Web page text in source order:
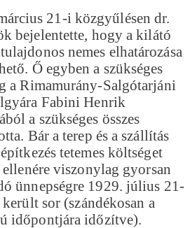
21-i közgyűlésen dr.
bejelentette, hogy a kilátó
nemes elhatározása
Ő egyben a szükséges
a Rimamurány-Salgótarjáni
Fabini Henrik
a szükséges összes
Bár a terep és a szállítás
tetemes költséget
viszonylag gyorsan
ünnepségre 1929. július 21-
sor (szándékosan a
időpontjára időzítve).